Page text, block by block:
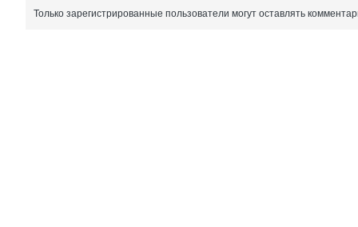
Только зарегистрированные пользователи могут оставлять